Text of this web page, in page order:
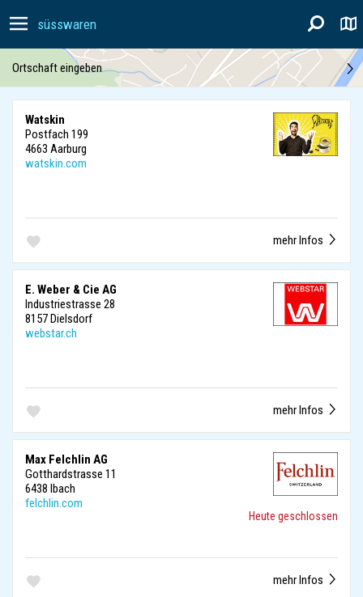
süsswaren
Ortschaft eingeben
Watskin
Postfach 199
4663 Aarburg
watskin.com
mehr Infos
E. Weber & Cie AG
Industriestrasse 28
8157 Dielsdorf
webstar.ch
mehr Infos
Max Felchlin AG
Gotthardstrasse 11
6438 Ibach
felchlin.com
Heute geschlossen
mehr Infos